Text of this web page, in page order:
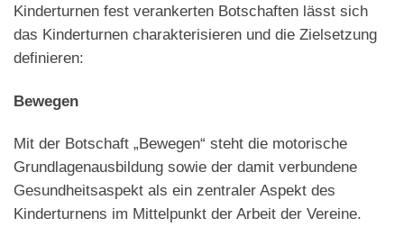
Kinderturnen fest verankerten Botschaften lässt sich
das Kinderturnen charakterisieren und die Zielsetzung
definieren:
Bewegen
Mit der Botschaft „Bewegen“ steht die motorische
Grundlagenausbildung sowie der damit verbundene
Gesundheitsaspekt als ein zentraler Aspekt des
Kinderturnens im Mittelpunkt der Arbeit der Vereine.